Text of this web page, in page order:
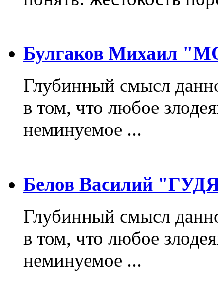
Булгаков Михаил
Глубинный смысл
в том, что любое
неминуемое ...
Белов Василий
Глубинный смысл
в том, что любое
неминуемое ...